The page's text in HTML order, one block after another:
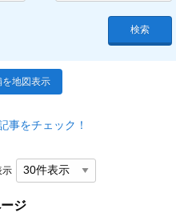
検索
地図表示
事をチェック！
示
ジ